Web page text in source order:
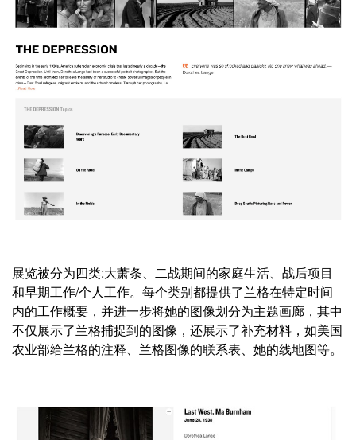
展览被分为四类:大萧条、二战期间的家庭生活、战后项目
和早期工作/个人工作。每个类别都提供了兰格在特定时间
内的工作概要，并进一步将她的图像划分为主题画廊，其中
不仅展示了兰格捕捉到的图像，还展示了补充材料，如美国
农业部给兰格的注释、兰格图像的联系表、她的线地图等。